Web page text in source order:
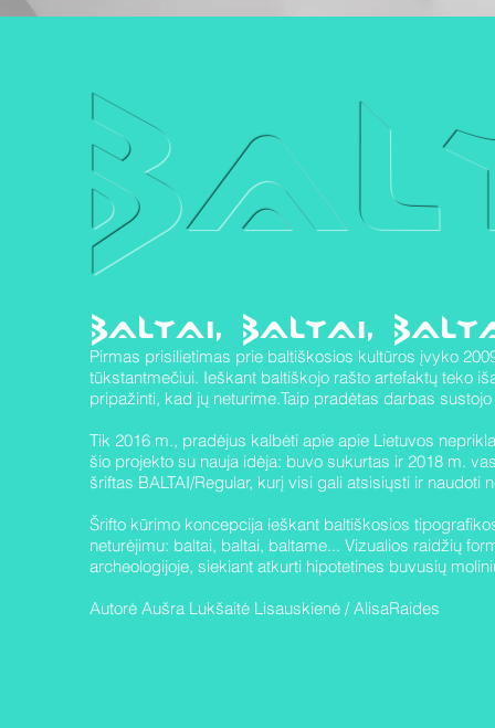
BALTAI, BALTAI,
Pirmas prisilietimas prie baltiškosios kultūros įvyko
tūkstantmečiui. Ieškant baltiškojo rašto artefaktų teko
pripažinti, kad jų neturime.Taip pradėtas darbas
Tik 2016 m., pradėjus kalbėti apie apie Lietuvos
šio projekto su nauja idėja: buvo sukurtas ir 2018 m.
šriftas BALTAI/Regular, kurį visi gali atsisiųsti ir naudoti
Šrifto kūrimo koncepcija ieškant baltiškosios
neturėjimu: baltai, baltai, baltame... Vizualios raidžių
archeologijoje, siekiant atkurti hipotetines buvusių
Autorė Aušra Lukšaitė Lisauskienė / AlisaRaides